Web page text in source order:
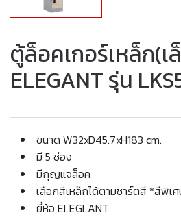
ตู้ล็อคเกอร์เหล็ก(เ
ELEGANT รุ่น
ขนาด W32xD45.7xH183 cm.
มี 5 ช่อง
มีกุญแจล็อค
เลือกสีเหล็กได้ตามชาร์ตสี *สีพิเ
ยี่ห้อ ELEGLANT